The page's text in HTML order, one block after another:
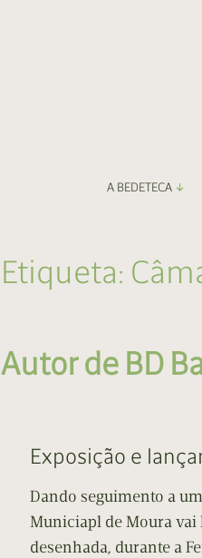
A BEDETECA
Amigos da
O Porto e a BD
Etiqueta:
Autor de BD
Exposição e
Dando seguimento a
Municiapl de Moura vai
desenhada, durante a